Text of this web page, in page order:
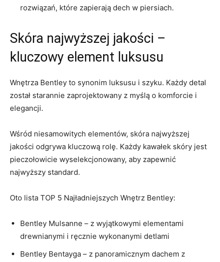
rozwiązań, które zapierają dech w piersiach.
Skóra najwyższej ​jakości ‍–
kluczowy ⁤element ⁤luksusu
Wnętrza ⁤Bentley to synonim luksusu ⁤i szyku. Każdy detal
został starannie⁤ zaprojektowany z myślą o komforcie i
elegancji.
Wśród niesamowitych ​elementów, skóra ‌najwyższej
jakości odgrywa kluczową⁣ rolę. Każdy kawałek skóry ⁣jest
pieczołowicie‌ wyselekcjonowany, aby zapewnić
najwyższy standard.
Oto lista ‌TOP 5 Najładniejszych Wnętrz⁣ Bentley:
Bentley Mulsanne⁣ – z wyjątkowymi elementami
drewnianymi i ​ręcznie wykonanymi ‌detlami
Bentley Bentayga – z⁣ panoramicznym dachem z⁤